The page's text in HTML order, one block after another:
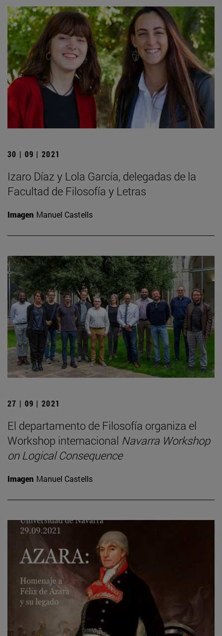
30 | 09 | 2021
Izaro Díaz y Lola García, delegadas de la
Facultad de Filosofía y Letras
Imagen Manuel Castells
27 | 09 | 2021
El departamento de Filosofía organiza el
Workshop internacional Navarra Workshop
on Logical Consequence
Imagen Manuel Castells